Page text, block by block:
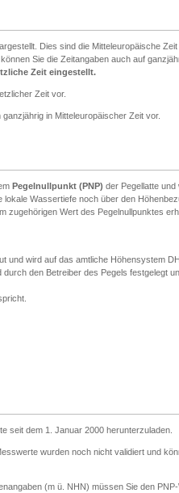
Dies sind die Mitteleuropäische
können Sie die Zeitangaben auch auf
Zeit eingestellt.
Zeit vor.
in Mitteleuropäischer Zeit vor.
Pegelnullpunkt (PNP) der Pegellatte und
Wassertiefe noch über den
zugehörigen Wert des Pegelnullpunktes
und wird auf das amtliche Höhensystem
den Betreiber des Pegels festgelegt
seit dem 1. Januar 2000 herunterzuladen.
wurden noch nicht validiert und
(m ü. NHN) müssen Sie den